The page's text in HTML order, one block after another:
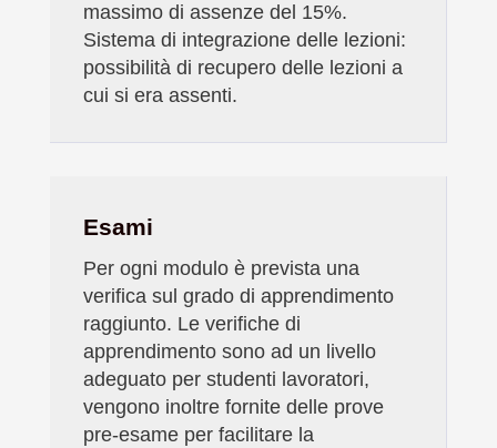
massimo di assenze del 15%.
Sistema di integrazione delle lezioni:
possibilità di recupero delle lezioni a
cui si era assenti.
Esami
Per ogni modulo è prevista una
verifica sul grado di apprendimento
raggiunto. Le verifiche di
apprendimento sono ad un livello
adeguato per studenti lavoratori,
vengono inoltre fornite delle prove
pre-esame per facilitare la